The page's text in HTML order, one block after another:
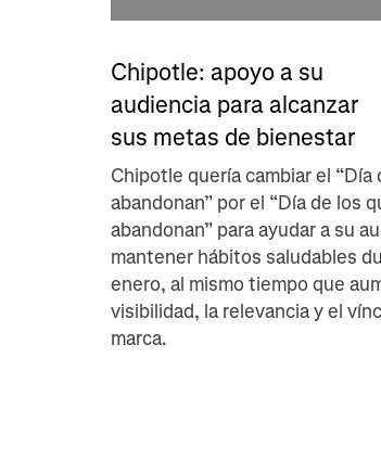
Chipotle: apoyo a su
audiencia para alcanzar
sus metas de bienestar
Chipotle quería cambiar el “Día
abandonan” por el “Día de los
abandonan” para ayudar a su
mantener hábitos saludables
enero, al mismo tiempo que
visibilidad, la relevancia y el
marca.